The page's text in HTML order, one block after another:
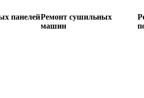
панелейРемонт сушильных
машин